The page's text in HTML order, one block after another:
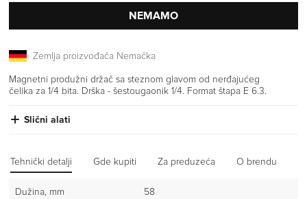
NEMAMO
Zemlja proizvođača Nemačka
Magnetni produžni držač sa steznom glavom od nerđajućeg
čelika za 1/4 bita. Drška - šestougaonik 1/4. Format štapa E 6.3.
Slični alati
Tehnički detalji Gde kupiti Za preduzeća O brendu
Dužina, mm 58